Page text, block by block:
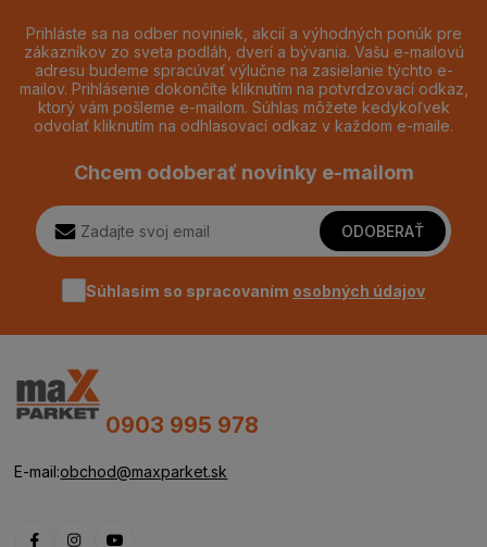
Prihláste sa na odber noviniek, akcií a výhodných ponúk pre
zákazníkov zo sveta podláh, dverí a bývania. Vašu e-mailovú
adresu budeme spracúvať výlučne na zasielanie týchto e-
mailov. Prihlásenie dokončíte kliknutím na potvrdzovací odkaz,
ktorý vám pošleme e-mailom. Súhlas môžete kedykoľvek
odvolať kliknutím na odhlasovací odkaz v každom e-maile.
Chcem odoberať novinky e-mailom
ODOBERAŤ
Súhlasím so spracovaním osobných údajov
0903 995 978
E-mail:obchod@maxparket.sk